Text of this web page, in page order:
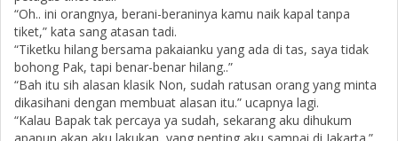
“Oh.. ini orangnya, berani-beraninya kamu naik kapal tanpa
tiket,” kata sang atasan tadi.
“Tiketku hilang bersama pakaianku yang ada di tas, saya tidak
bohong Pak, tapi benar-benar hilang..”
“Bah itu sih alasan klasik Non, sudah ratusan orang yang minta
dikasihani dengan membuat alasan itu.” ucapnya lagi.
“Kalau Bapak tak percaya ya sudah, sekarang aku dihukum
apapun akan aku lakukan, yang penting aku sampai di Jakarta.”